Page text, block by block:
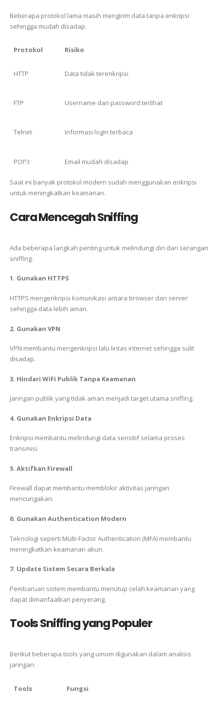
Beberapa protokol lama masih mengirim data tanpa enkripsi
sehingga mudah disadap.
Protokol Risiko
HTTP Data tidak terenkripsi
FTP Username dan password terlihat
Telnet Informasi login terbaca
POP3 Email mudah disadap
Saat ini banyak protokol modern sudah menggunakan enkripsi
untuk meningkatkan keamanan.
Cara Mencegah Sniffing
Ada beberapa langkah penting untuk melindungi diri dari serangan
sniffing.
1. Gunakan HTTPS
HTTPS mengenkripsi komunikasi antara browser dan server
sehingga data lebih aman.
2. Gunakan VPN
VPN membantu mengenkripsi lalu lintas internet sehingga sulit
disadap.
3. Hindari WiFi Publik Tanpa Keamanan
Jaringan publik yang tidak aman menjadi target utama sniffing.
4. Gunakan Enkripsi Data
Enkripsi membantu melindungi data sensitif selama proses
transmisi.
5. Aktifkan Firewall
Firewall dapat membantu memblokir aktivitas jaringan
mencurigakan.
6. Gunakan Authentication Modern
Teknologi seperti Multi-Factor Authentication (MFA) membantu
meningkatkan keamanan akun.
7. Update Sistem Secara Berkala
Pembaruan sistem membantu menutup celah keamanan yang
dapat dimanfaatkan penyerang.
Tools Sniffing yang Populer
Berikut beberapa tools yang umum digunakan dalam analisis
jaringan:
Tools Fungsi